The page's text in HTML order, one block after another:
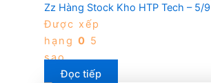
Zz Hàng Stock Kho HTP Tech – 5/9
Được xếp
hạng 0 5
sao
Đọc tiếp